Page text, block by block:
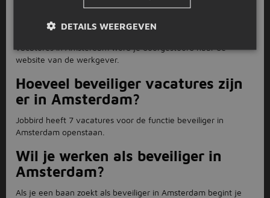
Solliciteren voor de functie beveiliger in Amsterdam doe je
vacatures in Amsterdam word je doorgestuurd naar de
website van de werkgever.
Hoeveel beveiliger vacatures zijn
er in Amsterdam?
Jobbird heeft 7 vacatures voor de functie beveiliger in
Amsterdam openstaan.
Wil je werken als beveiliger in
Amsterdam?
Als je een baan zoekt als beveiliger in Amsterdam begint je
DETAILS WEERGEVEN